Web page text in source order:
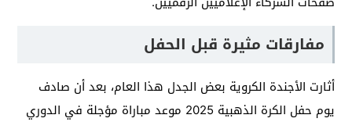
مفارقات مثيرة قبل الحفل
أثارت الأجندة الكروية بعض الجدل هذا العام، بعد أن صادف
يوم حفل الكرة الذهبية 2025 موعد مباراة مؤجلة في الدوري